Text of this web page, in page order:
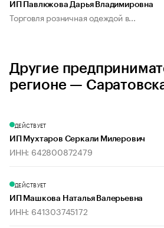
ИП Павлюкова Дарья Владимировна
Торговля розничная одеждой в...
Другие
регионе —
ДЕЙСТВУЕТ
ИП Мухтаров Серкали Милерович
ИНН: 642800872479
ДЕЙСТВУЕТ
ИП Машкова Наталья Валерьевна
ИНН: 641303745172